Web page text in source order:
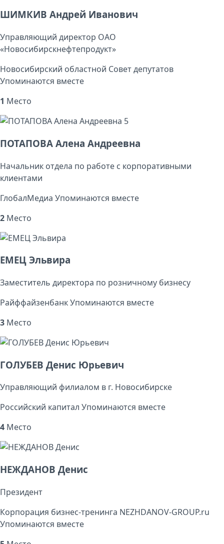
ШИМКИВ Андрей Иванович
Управляющий директор ОАО
«Новосибирскнефтепродукт»
Новосибирский областной Совет депутатов
Упоминаются вместе
1 Место
5
ПОТАПОВА Алена Андреевна
Начальник отдела по работе с корпоративными
клиентами
ГлобалМедиа Упоминаются вместе
2 Место
ЕМЕЦ Эльвира
Заместитель директора по розничному бизнесу
РайффайзенбанкУпоминаются вместе
3 Место
ГОЛУБЕВ Денис Юрьевич
Управляющий филиалом в г. Новосибирске
Российский капитал Упоминаются вместе
4 Место
НЕЖДАНОВ Денис
Президент
Корпорация бизнес-тренинга NEZHDANOV-GROUP.ru
Упоминаются вместе